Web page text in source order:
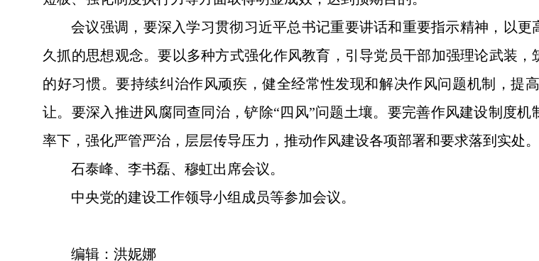
会议强调，要深入学习贯彻习近平总书记重要讲话和重要指示精神，以
久抓的思想观念。要以多种方式强化作风教育，引导党员干部加强理论武装
的好习惯。要持续纠治作风顽疾，健全经常性发现和解决作风问题机制，提
让。要深入推进风腐同查同治，铲除“四风”问题土壤。要完善作风建设制度
率下，强化严管严治，层层传导压力，推动作风建设各项部署和要求落到实处。
石泰峰、李书磊、穆虹出席会议。
中央党的建设工作领导小组成员等参加会议。
编辑：洪妮娜